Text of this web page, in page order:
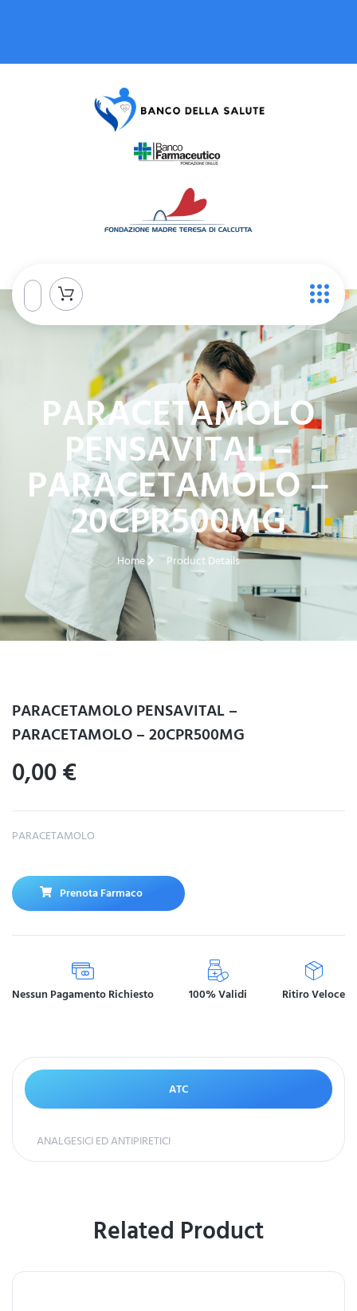
PARACETAMOLO
PENSAVITAL –
PARACETAMOLO –
20CPR500MG
Home Product Details
PARACETAMOLO PENSAVITAL –
PARACETAMOLO – 20CPR500MG
0,00€
PARACETAMOLO
Prenota Farmaco
Nessun Pagamento Richiesto 100% Validi Ritiro Veloce
ATC
ANALGESICI ED ANTIPIRETICI
Related Product